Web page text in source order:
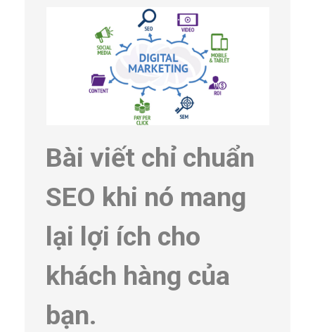
Bài viết chỉ chuẩn
SEO khi nó mang
lại lợi ích cho
khách hàng của
bạn.